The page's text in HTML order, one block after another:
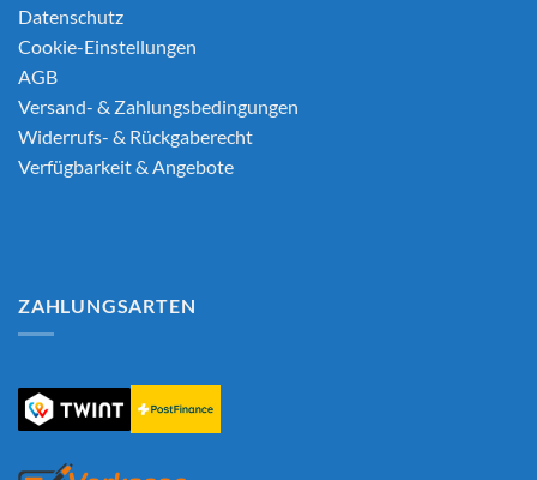
Datenschutz
Cookie-Einstellungen
AGB
Versand- & Zahlungsbedingungen
Widerrufs- & Rückgaberecht
Verfügbarkeit & Angebote
ZAHLUNGSARTEN